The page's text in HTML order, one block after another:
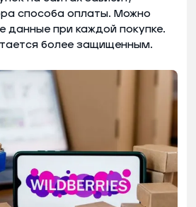
способа оплаты. Можно
данные при каждой покупке.
более защищенным.